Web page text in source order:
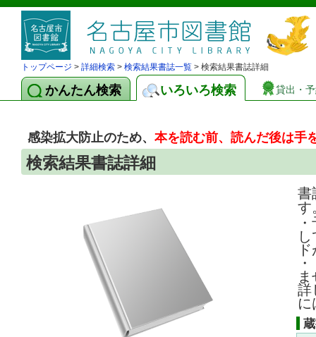
トップページ > 詳細検索 > 検索結果書誌一覧 > 検索結果書誌詳細
かんたん検索 いろいろ検索 貸出・
感染拡大防止のため、本を読む前、読んだ後は手
検索結果書誌詳細
書
す
詳
に